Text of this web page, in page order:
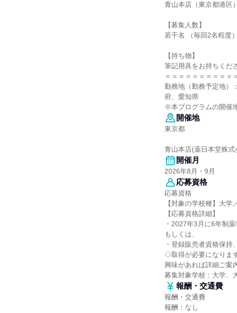
青山本店（東京都港区）
【募集人数】
若干名 （毎回2名程度）
【持ち物】
筆記用具をお持ちくだ
＝＝＝＝＝＝＝＝＝＝
勤務地（勤務予定地）
府、愛知県
※本プログラムの開催
開催地
東京都
青山本店(薬日本堂株式
開催月
2026年8月・9月
応募資格
応募資格
【対象の学校種】大学
【応募資格詳細】
・2027年3月に6年制
もしくは、
・登録販売者資格保持
◇取得が必要になりま
興味があれば詳細ご案
募集対象学校：大学、
報酬・交通費
報酬・交通費
報酬：なし